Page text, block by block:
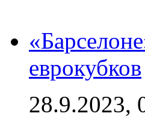
еврокубков
28.9.2023,